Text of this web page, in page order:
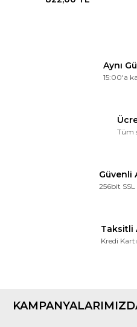
Aynı
15:00'a
Tüm
Güvenli
256bit
Taksitli
Kredi